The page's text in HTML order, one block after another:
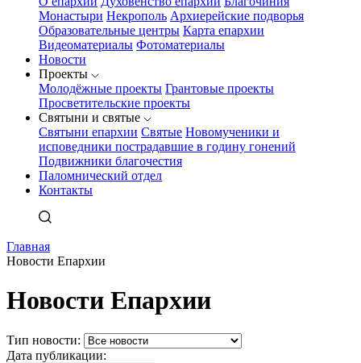
Монастыри Некрополь Архиерейские подворья
Образовательные центры Карта епархии
Видеоматериалы Фотоматериалы
Новости
Проекты
Молодёжные проекты Грантовые проекты
Просветительские проекты
Святыни и святые
Святыни епархии Святые Новомученики и
исповедники пострадавшие в годину гонений
Подвижники благочестия
Паломнический отдел
Контакты
Главная
Новости Епархии
Новости Епархии
Тип новости:
Дата публикации: